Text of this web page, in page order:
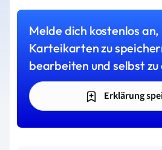
Melde dich kostenlos an,
Karteikarten zu
bearbeiten und selbst
Erklärung